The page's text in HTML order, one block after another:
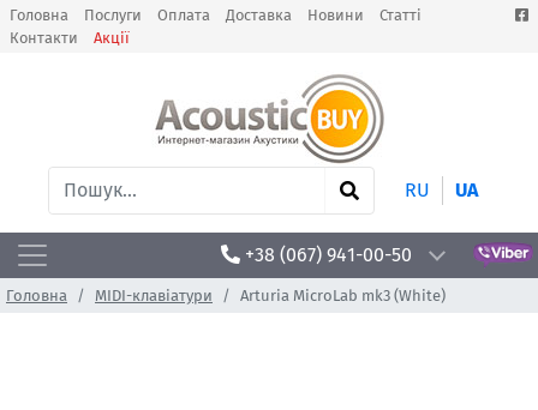
Головна Послуги Оплата Доставка Новини
Статті
Контакти
Акції
RU UA
+38 (067) 941-00-50
Головна MIDI-клавіатури Arturia MicroLab mk3 (White)